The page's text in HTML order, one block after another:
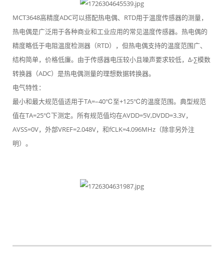
MCT3648高精度ADC可以搭配热电偶、RTD用于温度传感器的测量，
热电偶是广泛用于各种商业和工业应用的常见温度传感器。热电偶的
精度略低于电阻温度检测器（RTD），但热电偶支持的温度范围广、
结构简单，价格低廉。由于传感器电压较小且噪声要求较低，Δ-∑模数
转换器（ADC）是热电偶测量的理想数据转换器。
电气特性：
最小和最大规范值适用于TA=–40℃至+125℃的温度范围。典型规范
值在TA=25℃下测定。所有规范值均在AVDD=5V,DVDD=3.3V，
AVSS=0V，外部VREF=2.048V，和fCLK=4.096MHz（除非另外注
明）。